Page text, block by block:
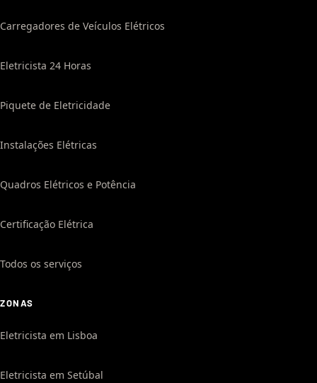
Carregadores de Veículos Elétricos
Eletricista 24 Horas
Piquete de Eletricidade
Instalações Elétricas
Quadros Elétricos e Potência
Certificação Elétrica
Todos os serviços
ZONAS
Eletricista em Lisboa
Eletricista em Setúbal